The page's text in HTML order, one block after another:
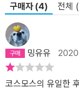
고 우아하다. 그리고
루얀은 과학이 가져
한다. 과학을 예술과 역사와 신화와 만나게 하며 우주적 관
점으로 우리의 본질
삭이는 앤 드루얀의
인생과 미래의 지도
구매자 (4) 전체
밍유유
코스모스의 유일한